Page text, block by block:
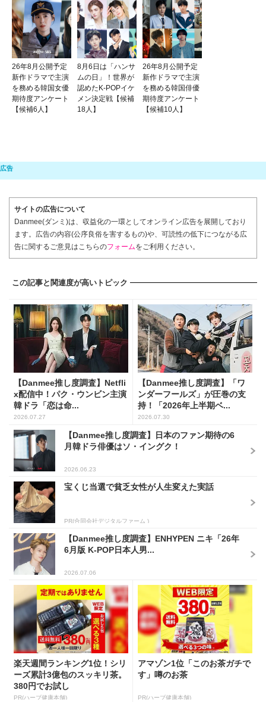
26年8月公開予定
新作ドラマで主演
を務める韓国女優
期待度アンケート
【候補6人】
8月6日は「ハンサ
ムの日」！世界が
認めたK-POPイケ
メン決定戦【候補
18人】
26年8月公開予定
新作ドラマで主演
を務める韓国俳優
期待度アンケート
【候補10人】
サイトの広告について
Danmee(ダンミ)は、収益化の一環としてオンライン広告を展開しており
ます。広告の内容(公序良俗を害するもの)や、可読性の低下につながる広
告に関するご意見はこちらのフォームをご利用ください。
この記事と関連度が高いトピック
【Danmee推し度調査】Netfli
x配信中！パク・ウンビン主演
韓ドラ「恋は命...
2026.07.27
【Danmee推し度調査】「ワ
ンダーフールズ」が圧巻の支
持！「2026年上半期ベ...
2026.07.30
【Danmee推し度調査】日本のファン期待の6
月韓ドラ俳優はソ・イングク！
2026.06.23
宝くじ当選で貧乏女性が人生変えた実話
PR(合同会社デジタルファーム )
【Danmee推し度調査】ENHYPEN ニキ「26年
6月版 K-POP日本人男...
2026.07.06
楽天週間ランキング1位！シリ
ーズ累計3億包のスッキリ茶。
380円でお試し
PR(ハーブ健康本舗)
アマゾン1位「このお茶ガチで
す」噂のお茶
PR(ハーブ健康本舗)